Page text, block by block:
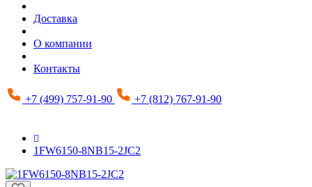
Доставка
О компании
Контакты
+7 (499) 757-91-90 +7 (812) 767-91-90
1FW6150-8NB15-2JC2